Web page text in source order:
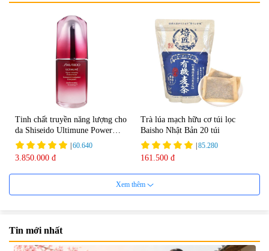
Tinh chất truyền năng lượng cho
da Shiseido Ultimune Power
75ml
60.640
3.850.000 đ
Trà lúa mạch hữu cơ túi lọc
Baisho Nhật Bản 20 túi
85.280
161.500 đ
Xem thêm
Tin mới nhất